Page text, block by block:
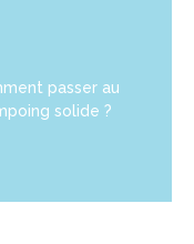
passer au
solide ?